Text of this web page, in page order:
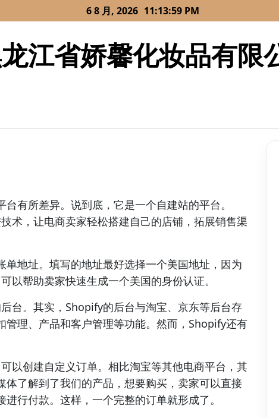
6 8 月, 2026 11:13:59 PM
江省娇馨化妆品有限
有所差异。说到底，它是一个自建站的平台。
术，让电商卖家轻松搭建自己的店铺，拓展销售渠
地址。填写的地址最好选择一个美国地址，因为
以帮助卖家快速生成一个美国的身份认证。
台。其实，Shopify的后台与淘宝、京东等后台存
管理、产品和客户管理等功能。然而，Shopify还有
以创建自定义订单。相比淘宝等其他电商平台，其
了解到了我们的产品，想要购买，卖家可以直接
行付款。这样，一个完整的订单就形成了。